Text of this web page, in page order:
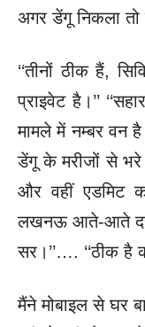
अगर डेंगू निकला तो
‘‘तीनों ठीक हैं,
प्राइवेट है।’’
मामले में नम्बर
डेंगू के मरीजों से भरे
और वहीं एडमिट
लखनऊ आते-आते दस-
सर।’’…. ‘‘ठीक है
मैंने मोबाइल से घर